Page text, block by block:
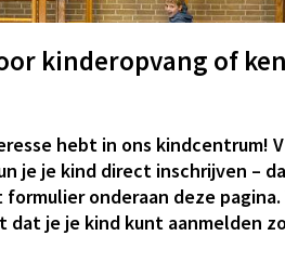
kinderopvang of
hebt in ons kindcentrum!
je je kind direct inschrijven –
onderaan deze pagina.
dat je je kind kunt aanmelden